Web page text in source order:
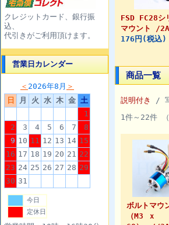
クレジットカード、銀行振
込、
代引きがご利用頂けます。
営業日カレンダー
＜ 2026年8月 ＞
日
月 火 水 木 金 土
1
2
3 4 5 6 7
8
9 10 11 12 13 14 15
16 17 18 19 20 21 22
23 24 25 26 27 28 29
30 31
今日
定休日
FSD FC28シ
マウント /
176円(税込)
商品一覧
説明付き
/
1件～22件 （
ボルトマウ
（M3 ｘ